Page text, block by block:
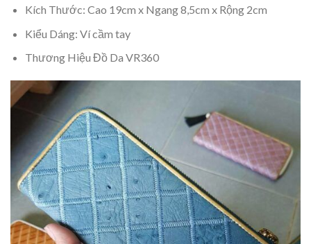
Kích Thước: Cao 19cm x Ngang 8,5cm x Rộng 2cm
Kiểu Dáng: Ví cầm tay
Thương Hiệu Đồ Da VR360